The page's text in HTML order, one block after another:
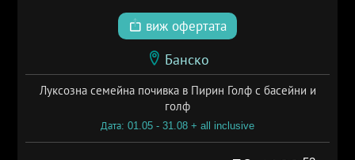
виж офертата
Банско
Луксозна семейна почивка в Пирин Голф с басейни и
голф
Дата: 01.05 - 31.08 + all inclusive